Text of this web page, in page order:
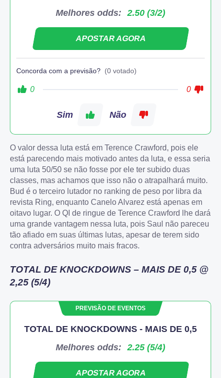
Melhores odds:
2.50 (3/2)
APOSTAR AGORA
Concorda com a previsão? (0 votado)
Sim Não
0 0
O valor dessa luta está em Terence Crawford, pois ele
está parecendo mais motivado antes da luta, e essa seria
uma luta 50/50 se não fosse por ele ter subido duas
classes, mas achamos que isso não o atrapalhará muito.
Bud é o terceiro lutador no ranking de peso por libra da
revista Ring, enquanto Canelo Alvarez está apenas em
oitavo lugar. O QI de ringue de Terence Crawford lhe dará
uma grande vantagem nessa luta, pois Saul não pareceu
tão afiado em suas últimas lutas, apesar de terem sido
contra adversários muito mais fracos.
TOTAL DE KNOCKDOWNS – MAIS DE 0,5 @
2,25 (5/4)
PREVISÃO DE EVENTOS
TOTAL DE KNOCKDOWNS - MAIS DE 0,5
Melhores odds:
2.25 (5/4)
APOSTAR AGORA